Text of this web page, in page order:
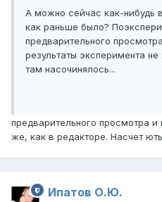
А можно сейчас как-нибудь
как раньше было?
предварительного
результаты эксперимента не
там насочинялось...
предварительного просмотра и
же, как в редакторе. Насчет
Ипатов О.Ю.